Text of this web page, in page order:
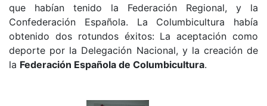
que habían tenido la Federación Regional, y la
Confederación Española. La Columbicultura había
obtenido dos rotundos éxitos: La aceptación como
deporte por la Delegación Nacional, y la creación de
la Federación Española de Columbicultura.